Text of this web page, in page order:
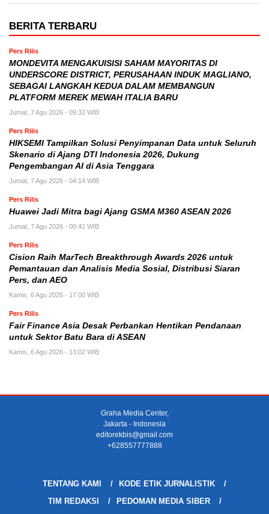
BERITA TERBARU
Pers Rilis
MONDEVITA MENGAKUISISI SAHAM MAYORITAS DI
UNDERSCORE DISTRICT, PERUSAHAAN INDUK MAGLIANO,
SEBAGAI LANGKAH KEDUA DALAM MEMBANGUN
PLATFORM MEREK MEWAH ITALIA BARU
Jumat, 7 Agu 2026 - 09:32 WIB
Pers Rilis
HIKSEMI Tampilkan Solusi Penyimpanan Data untuk Seluruh
Skenario di Ajang DTI Indonesia 2026, Dukung
Pengembangan AI di Asia Tenggara
Jumat, 7 Agu 2026 - 04:14 WIB
Pers Rilis
Huawei Jadi Mitra bagi Ajang GSMA M360 ASEAN 2026
Jumat, 7 Agu 2026 - 00:42 WIB
Pers Rilis
Cision Raih MarTech Breakthrough Awards 2026 untuk
Pemantauan dan Analisis Media Sosial, Distribusi Siaran
Pers, dan AEO
Kamis, 6 Agu 2026 - 17:00 WIB
Pers Rilis
Fair Finance Asia Desak Perbankan Hentikan Pendanaan
untuk Sektor Batu Bara di ASEAN
Kamis, 6 Agu 2026 - 13:02 WIB
Graha Media Center,
Jakarta - Indonesia
editorekbis@gmail.com
+628557777888
TENTANG KAMI
KODE ETIK JURNALISTIK
TIM REDAKSI
PEDOMAN MEDIA SIBER